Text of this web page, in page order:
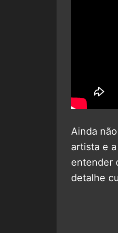
Ainda
artista e
entender
detalhe